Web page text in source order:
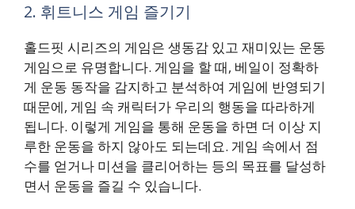
2. 휘트니스 게임 즐기기
홀드핏 시리즈의 게임은 생동감 있고 재미있는 운동
게임으로 유명합니다. 게임을 할 때, 베일이 정확하
게 운동 동작을 감지하고 분석하여 게임에 반영되기
때문에, 게임 속 캐릭터가 우리의 행동을 따라하게
됩니다. 이렇게 게임을 통해 운동을 하면 더 이상 지
루한 운동을 하지 않아도 되는데요. 게임 속에서 점
수를 얻거나 미션을 클리어하는 등의 목표를 달성하
면서 운동을 즐길 수 있습니다.